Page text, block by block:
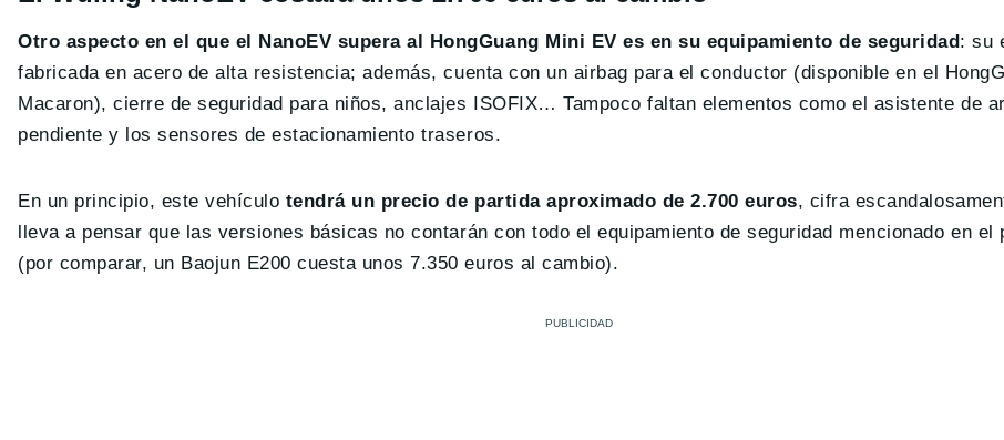
Otro aspecto en el que el NanoEV supera al HongGuang Mini EV es en su equipamiento de seguridad: su
fabricada en acero de alta resistencia; además, cuenta con un airbag para el conductor (disponible en el
Macaron), cierre de seguridad para niños, anclajes ISOFIX… Tampoco faltan elementos como el asistente de
pendiente y los sensores de estacionamiento traseros.
En un principio, este vehículo tendrá un precio de partida aproximado de 2.700 euros, cifra
lleva a pensar que las versiones básicas no contarán con todo el equipamiento de seguridad mencionado en el
(por comparar, un Baojun E200 cuesta unos 7.350 euros al cambio).